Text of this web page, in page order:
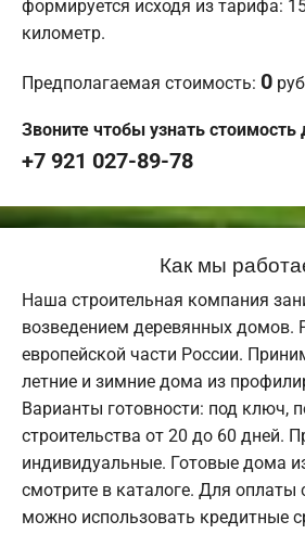
формируется исходя из тарифа:
километр.
Предполагаемая стоимость: 0
Звоните чтобы узнать стоимость
+7 921 027-89-78
Как мы
Наша строительная компания
возведением деревянных домов.
европейской части России.
летние и зимние дома из
Варианты готовности: под ключ,
строительства от 20 до 60 дней.
индивидуальные. Готовые дома
смотрите в каталоге. Для оплаты
можно использовать кредитные